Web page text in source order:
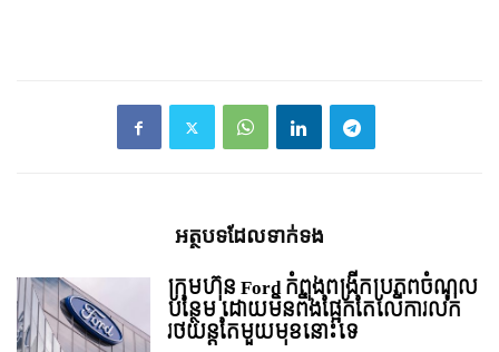
អត្ថបទ​ដែល​ទាក់ទង
ក្រុមហ៊ុន Ford កំពុងពង្រីកប្រភពចំណូល
បន្ថែម ដោយមិនពឹងផ្អែកតែលើការលក់
រថយន្ដតែមួយមុខនោះទេ